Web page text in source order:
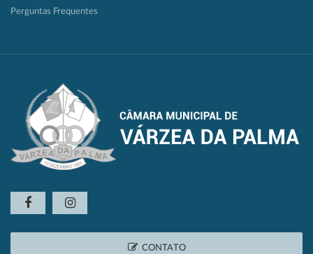
Perguntas Frequentes
CONTATO